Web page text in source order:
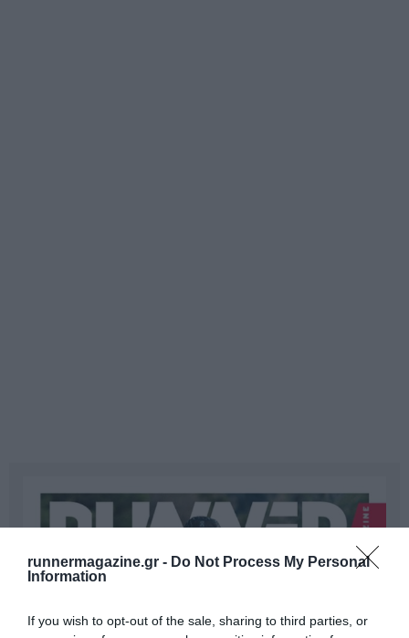
runnermagazine.gr - Do Not Process My Personal
Information
If you wish to opt-out of the sale, sharing to third parties, or